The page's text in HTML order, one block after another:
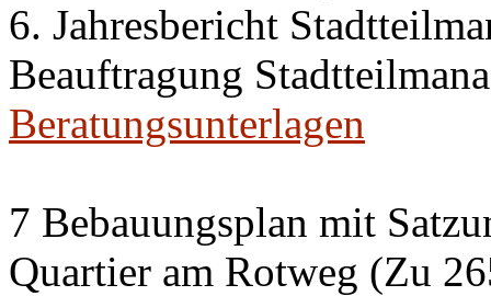
6. Jahresbericht
Beauftragung
Beratungsunterlagen
7 Bebauungsplan mit
Quartier am Rotweg (Zu